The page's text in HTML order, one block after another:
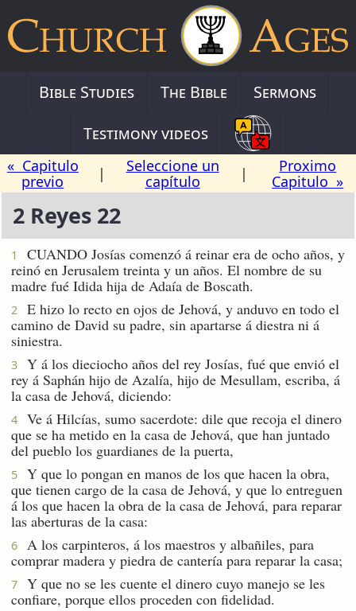
Bible Studies The Bible
Sermons
Testimony videos
« Capitulo
previo
|
Seleccione un
capítulo
|
Proximo
Capitulo »
2 Reyes 22
1
CUANDO Josías comenzó á reinar era de ocho años, y
reinó en Jerusalem treinta y un años. El nombre de su
madre fué Idida hija de Adaía de Boscath.
2
E hizo lo recto en ojos de Jehová, y anduvo en todo el
camino de David su padre, sin apartarse á diestra ni á
siniestra.
3
Y á los dieciocho años del rey Josías, fué que envió el
rey á Saphán hijo de Azalía, hijo de Mesullam, escriba, á
la casa de Jehová, diciendo:
4
Ve á Hilcías, sumo sacerdote: dile que recoja el dinero
que se ha metido en la casa de Jehová, que han juntado
del pueblo los guardianes de la puerta,
5
Y que lo pongan en manos de los que hacen la obra,
que tienen cargo de la casa de Jehová, y que lo entreguen
á los que hacen la obra de la casa de Jehová, para reparar
las aberturas de la casa:
6
A los carpinteros, á los maestros y albañiles, para
comprar madera y piedra de cantería para reparar la casa;
7
Y que no se les cuente el dinero cuyo manejo se les
confiare, porque ellos proceden con fidelidad.